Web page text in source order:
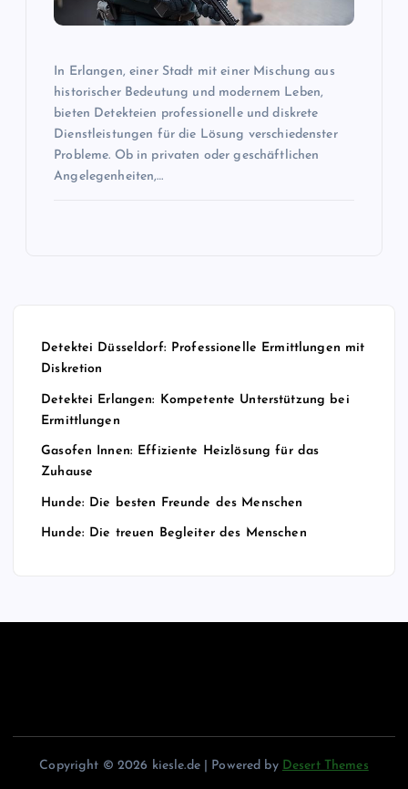
In Erlangen, einer Stadt mit einer Mischung aus
historischer Bedeutung und modernem Leben,
bieten Detekteien professionelle und diskrete
Dienstleistungen für die Lösung verschiedenster
Probleme. Ob in privaten oder geschäftlichen
Angelegenheiten,…
Detektei Düsseldorf: Professionelle Ermittlungen mit
Diskretion
Detektei Erlangen: Kompetente Unterstützung bei
Ermittlungen
Gasofen Innen: Effiziente Heizlösung für das
Zuhause
Hunde: Die besten Freunde des Menschen
Hunde: Die treuen Begleiter des Menschen
Copyright © 2026 kiesle.de | Powered by Desert Themes